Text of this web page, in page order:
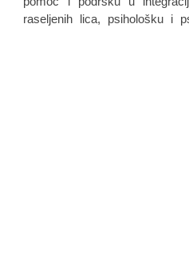
raseljenih lica, psihološku i